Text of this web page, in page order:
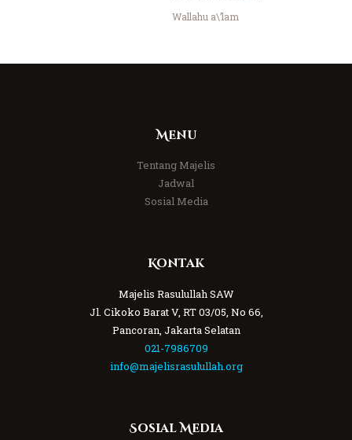
Wallahu a\’lam
Menu
Tentang Majelis
Jadwal
Sosial Media
Kontak
Majelis Rasulullah SAW
Jl. Cikoko Barat V, RT 03/05, No 66,
Pancoran, Jakarta Selatan
021-7986709
info@majelisrasulullah.org
Sosial Media